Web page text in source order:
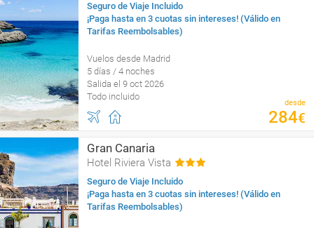
Seguro de Viaje Incluido
¡Paga hasta en 3 cuotas sin intereses! (Válido en
Tarifas Reembolsables)
Vuelos desde Madrid
5 días / 4 noches
Salida el 9 oct 2026
Todo incluido
desde
284€
Gran Canaria
Hotel Riviera Vista
Seguro de Viaje Incluido
¡Paga hasta en 3 cuotas sin intereses! (Válido en
Tarifas Reembolsables)